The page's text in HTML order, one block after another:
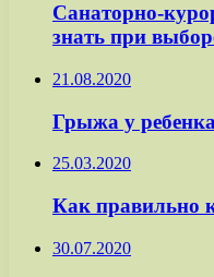
Санаторно-
знать при
21.08.2020
Грыжа у
25.03.2020
Как правильно
30.07.2020